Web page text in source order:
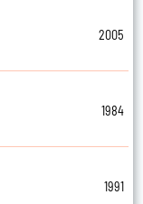
2005
1984
1991